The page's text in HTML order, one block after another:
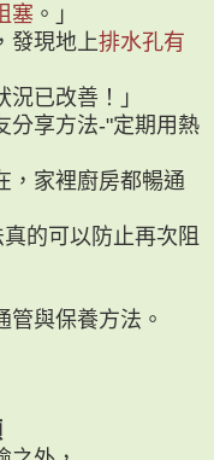
塞 。」
發現地上排水孔有
況已改善！」
分享方法-"定期用熱
，家裡廚房都暢通
的可以防止再次阻
管與保養方法。